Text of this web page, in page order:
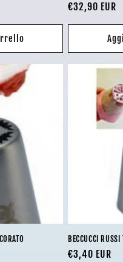
Prezzo
di
€32,90 EUR
BECCUCCI
Prezzo
€3,40 EUR